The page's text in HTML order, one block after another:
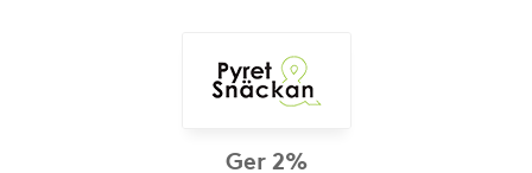
Ger 2%